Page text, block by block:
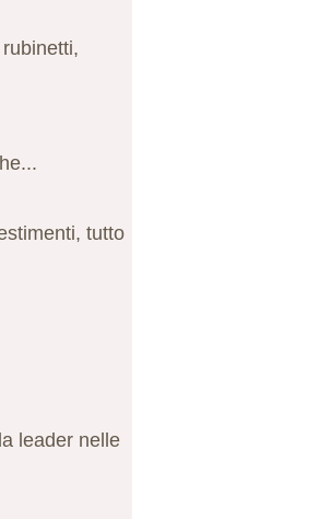
tutto
leader nelle